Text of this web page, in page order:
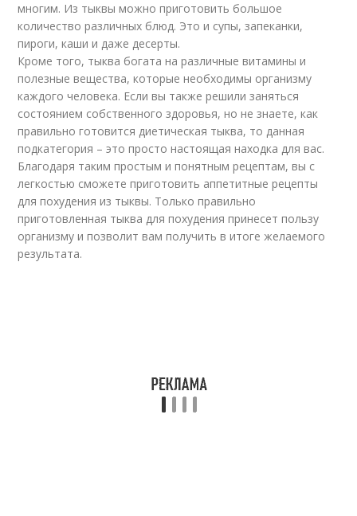
многим. Из тыквы можно приготовить большое
количество различных блюд. Это и супы, запеканки,
пироги, каши и даже десерты.
Кроме того, тыква богата на различные витамины и
полезные вещества, которые необходимы организму
каждого человека. Если вы также решили заняться
состоянием собственного здоровья, но не знаете, как
правильно готовится диетическая тыква, то данная
подкатегория – это просто настоящая находка для вас.
Благодаря таким простым и понятным рецептам, вы с
легкостью сможете приготовить аппетитные рецепты
для похудения из тыквы. Только правильно
приготовленная тыква для похудения принесет пользу
организму и позволит вам получить в итоге желаемого
результата.